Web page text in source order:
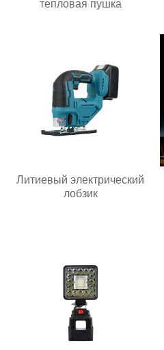
тепловая пушка
Литиевый электрический
лобзик